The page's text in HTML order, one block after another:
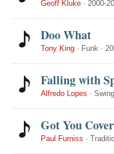
Geoff Kluke · 2000-
Doo What
Tony King · Funk ·
Falling with
Alfredo Lopes · Swing
Got You
Paul Furniss ·